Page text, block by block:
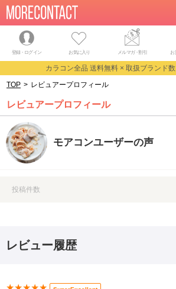
登録・ログイン お気に入り メルマガ・割引 お
カラコン全品 送料無料 × 取扱ブランド
TOP > レビュアープロフィール
レビュアープロフィール
モアコンユーザーの声
投稿件数
レビュー履歴